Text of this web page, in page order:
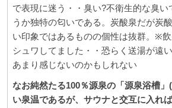
で表現に迷う・・臭い?不衛生的な臭い
うか独特の匂いである。炭酸泉だが炭
い印象ではあるものの個性は抜群。※
シュワしてました・・恐らく送湯が遠
あまり感じないのかもしれない
なお純然たる100％源泉の「源泉浴槽
い泉温であるが、サウナと交互に入れ